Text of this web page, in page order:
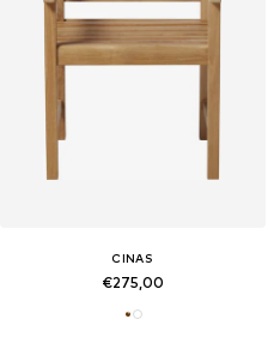
CINAS
€275,00